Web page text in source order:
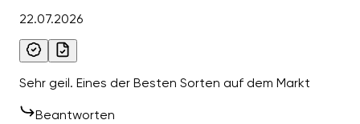
22.07.2026
Sehr geil. Eines der Besten Sorten auf dem Markt
Beantworten